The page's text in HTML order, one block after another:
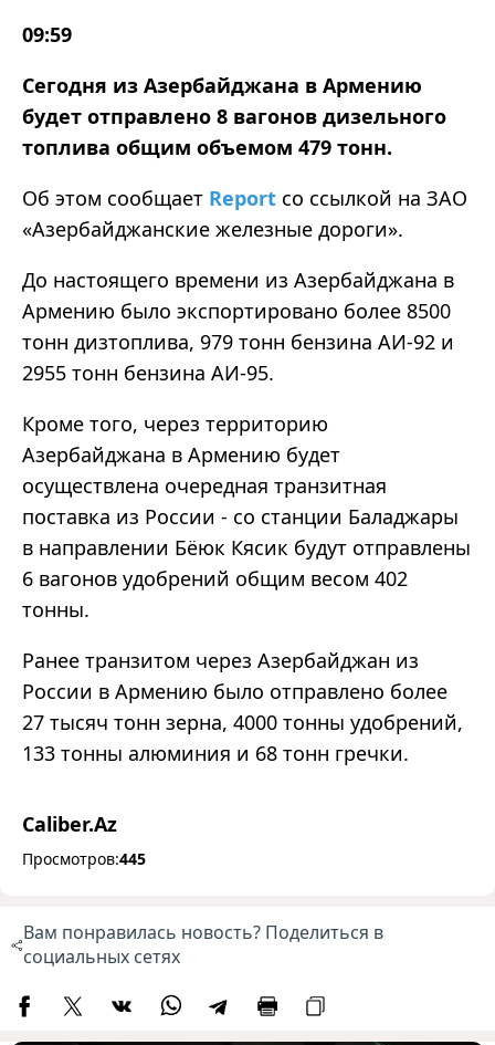
09:59
Сегодня из Азербайджана в Армению
будет отправлено 8 вагонов дизельного
топлива общим объемом 479 тонн.
Об этом сообщает Report со ссылкой на ЗАО
«Азербайджанские железные дороги».
До настоящего времени из Азербайджана в
Армению было экспортировано более 8500
тонн дизтоплива, 979 тонн бензина АИ-92 и
2955 тонн бензина АИ-95.
Кроме того, через территорию
Азербайджана в Армению будет
осуществлена очередная транзитная
поставка из России - со станции Баладжары
в направлении Бёюк Кясик будут отправлены
6 вагонов удобрений общим весом 402
тонны.
Ранее транзитом через Азербайджан из
России в Армению было отправлено более
27 тысяч тонн зерна, 4000 тонны удобрений,
133 тонны алюминия и 68 тонн гречки.
Caliber.Az
Просмотров:445
Вам понравилась новость? Поделиться в
социальных сетях